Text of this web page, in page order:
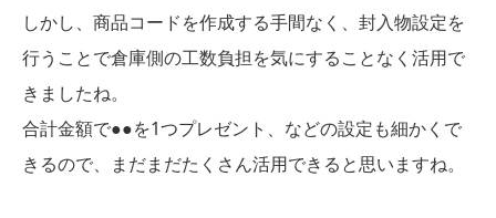
しかし、商品コードを作成する手間なく、封入物設定を
行うことで倉庫側の工数負担を気にすることなく活用で
きましたね。
合計金額で●●を1つプレゼント、などの設定も細かくで
きるので、まだまだたくさん活用できると思いますね。